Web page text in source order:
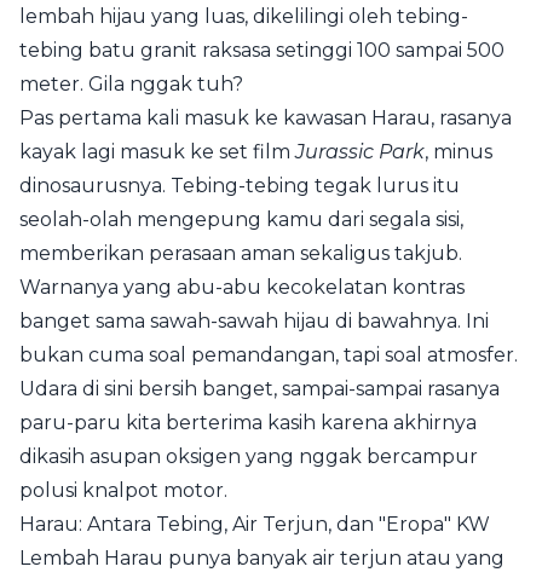
lembah hijau yang luas, dikelilingi oleh tebing-
tebing batu granit raksasa setinggi 100 sampai 500
meter. Gila nggak tuh?
Pas pertama kali masuk ke kawasan Harau, rasanya
kayak lagi masuk ke set filmJurassic Park, minus
dinosaurusnya. Tebing-tebing tegak lurus itu
seolah-olah mengepung kamu dari segala sisi,
memberikan perasaan aman sekaligus takjub.
Warnanya yang abu-abu kecokelatan kontras
banget sama sawah-sawah hijau di bawahnya. Ini
bukan cuma soal pemandangan, tapi soal atmosfer.
Udara di sini bersih banget, sampai-sampai rasanya
paru-paru kita berterima kasih karena akhirnya
dikasih asupan oksigen yang nggak bercampur
polusi knalpot motor.
Harau: Antara Tebing, Air Terjun, dan "Eropa" KW
Lembah Harau punya banyak air terjun atau yang